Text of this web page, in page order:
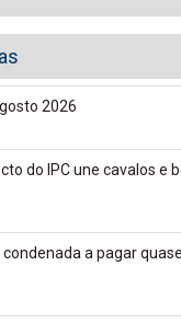
2026
do IPC une cavalos e
a pagar